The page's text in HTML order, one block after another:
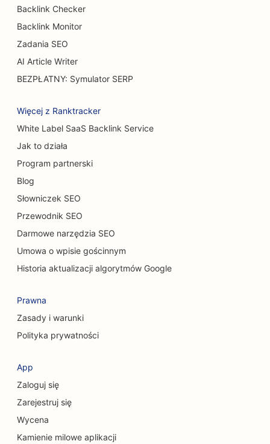
SEO dla chirurgów oparzeń
SEO dla kawiarni
SEO dla cukierni
SEO dla restauracji typu Casual Dining
SEO dla myjni samochodowych
SEO dla chiropraktyków
SEO dla kawiarni dla kotów
SEO dla sklepów odzieżowych
SEO dla chirurgów czaszkowo-twarzowych
SEO dla firm konsultingowych
SEO dla delikatesów
Backlink Checker
Backlink Monitor
Zadania SEO
AI Article Writer
BEZPŁATNY: Symulator SERP
Więcej z Ranktracker
White Label SaaS Backlink Service
Jak to działa
Program partnerski
Blog
Słowniczek SEO
Przewodnik SEO
Darmowe narzędzia SEO
Umowa o wpisie gościnnym
Historia aktualizacji algorytmów Google
Prawna
Zasady i warunki
Polityka prywatności
App
Zaloguj się
Zarejestruj się
Wycena
Kamienie milowe aplikacji